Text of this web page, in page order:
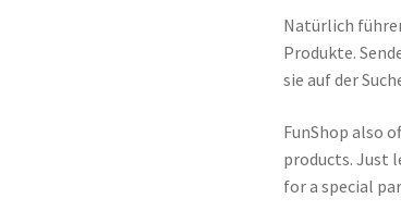
Natürlich
Produkte.
sie auf der
FunShop also
products. Just
for a special